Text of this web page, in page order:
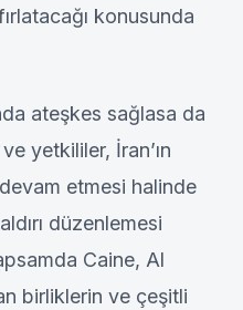
konusunda
ateşkes sağlasa da
yetkililer, İran’ın
etmesi halinde
düzenlemesi
Caine, Al
birliklerin ve çeşitli